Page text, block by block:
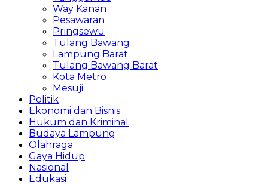
Way Kanan
Pesawaran
Pringsewu
Tulang Bawang
Lampung Barat
Tulang Bawang Barat
Kota Metro
Mesuji
Politik
Ekonomi dan Bisnis
Hukum dan Kriminal
Budaya Lampung
Olahraga
Gaya Hidup
Nasional
Edukasi